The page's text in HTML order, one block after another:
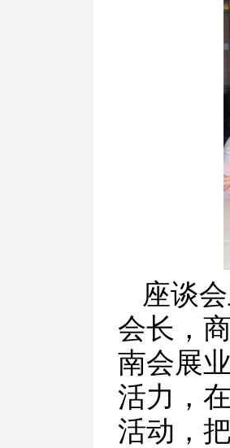
座谈会
会长，
南会展
活力，
活动，